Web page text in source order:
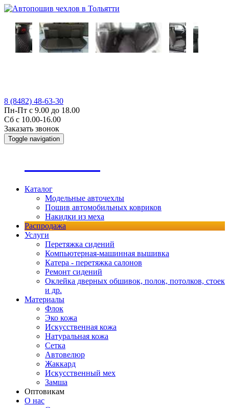
8 (8482) 48-63-30
Пн-Пт с 9.00 до 18.00
Сб с 10.00-16.00
Заказать звонок
Toggle navigation
Каталог
Модельные авточехлы
Пошив автомобильных ковриков
Накидки из меха
Распродажа
Услуги
Перетяжка сидений
Компьютерная-машинная вышивка
Катера - перетяжка салонов
Ремонт сидений
Оклейка дверных обшивок, полок, потолков, стоек
и др.
Материалы
Флок
Эко кожа
Искусственная кожа
Натуральная кожа
Сетка
Автовелюр
Жаккард
Искусственный мех
Замша
Оптовикам
О нас